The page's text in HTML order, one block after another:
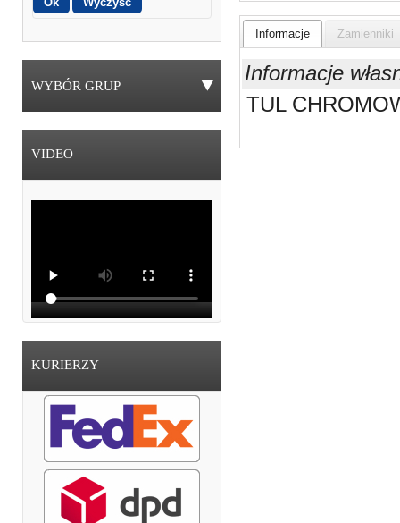
WYBÓR GRUP
VIDEO
KURIERZY
Informacje Zamienniki
Informacje
TUL